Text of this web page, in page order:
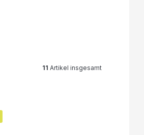
11 Artikel insgesamt